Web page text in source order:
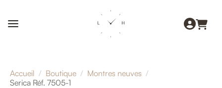
Accueil Boutique
Montres neuves
Serica Réf. 7505-1